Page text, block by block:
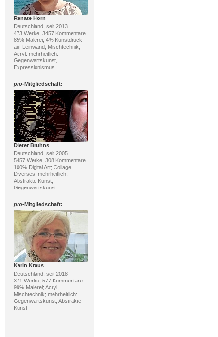
Renate Horn
Deutschland, seit 2013
473 Werke, 3457 Kommentare
85% Malerei, 4% Kunstdruck
auf Leinwand; Mischtechnik,
Acryl; mehrheitlich:
Gegenwartskunst,
Expressionismus
pro-Mitgliedschaft:
Dieter Bruhns
Deutschland, seit 2005
5457 Werke, 308 Kommentare
100% Digital Art; Collage,
Diverses; mehrheitlich:
Abstrakte Kunst,
Gegenwartskunst
pro-Mitgliedschaft:
Karin Kraus
Deutschland, seit 2018
371 Werke, 577 Kommentare
99% Malerei; Acryl,
Mischtechnik; mehrheitlich:
Gegenwartskunst, Abstrakte
Kunst